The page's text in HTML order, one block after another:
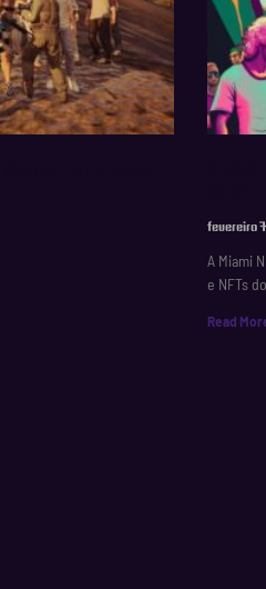
fevereiro
A Miami
e NFTs
Read